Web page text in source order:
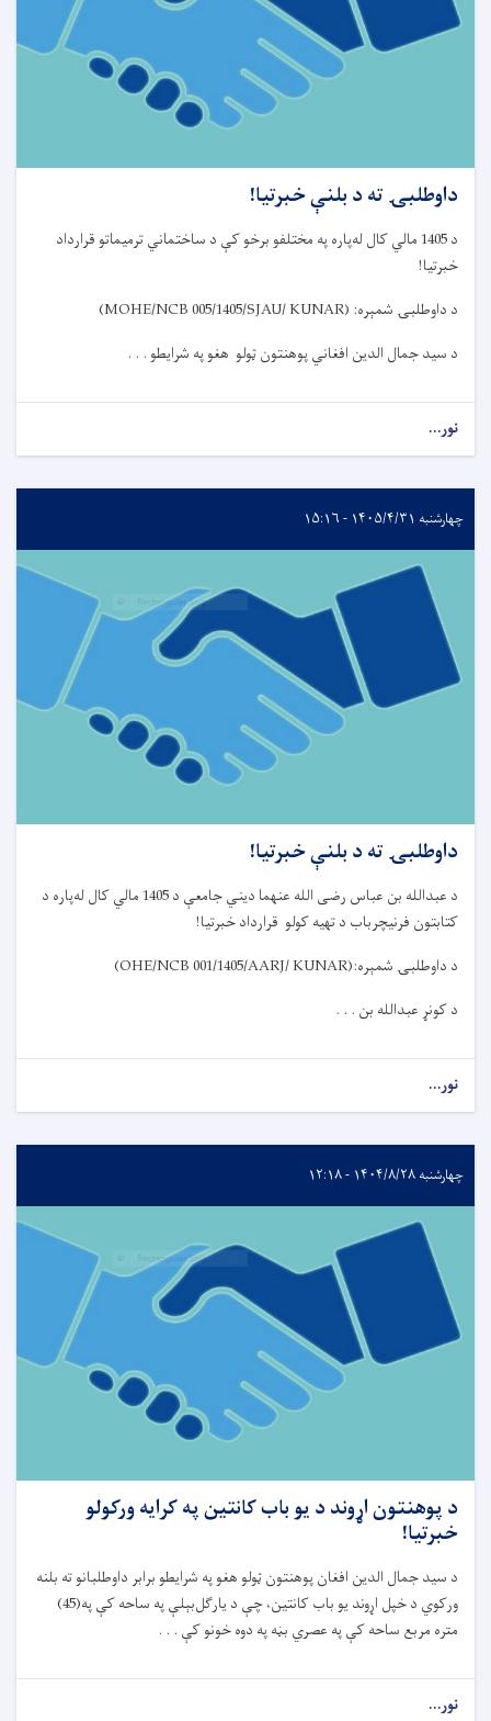
داوطلبۍ ته د بلنې خبرتیا!
د1405 مالي کال له‌پاره په مختلفو برخو کې د ساختمانيترمیماتو قرارداد
خبرتیا!
د داوطلبۍ شمېره:
(MOHE/NCB 005/1405/SJAU/ KUNAR)
د سید جمال الدین افغاني پوهنتون ټولو هغو په شرایطو . . .
نور...
چهارشنبه ۱۴۰۵/۴/۳۱ - ۱۵:۱۶
داوطلبۍ ته د بلنې خبرتیا!
د عبدالله بن عباس رضی الله عنهما دیني جامعې د 1405 مالي کال له‌پاره د
کتابتون فرنیچرباب د تهیه کولو قرارداد خبرتیا!
د داوطلبۍ شمېره:
(OHE/NCB 001/1405/AARJ/ KUNAR)
د کونړ عبدالله بن . . .
نور...
چهارشنبه ۱۴۰۴/۸/۲۸ - ۱۲:۱۸
د پوهنتون اړوند د یو باب کانتین په کرايه ورکولو
خبرتيا!
د سید جمال الدین افغان پوهنتون ټولو هغو په شرایطو برابر داوطلبانو ته بلنه
ورکوي د خپل اړوند یو باب کانتین، چې د یارگل‌بېلې په ساحه کې په(45)
متره مربع ساحه کې په عصري بڼه په دوه خونو کې . . .
نور...